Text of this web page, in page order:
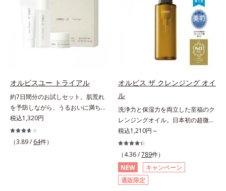
に、肌荒れ・ニキビ予防など“今”の
肌悩みに応え、“未来”を見据えて好
印象の鍵となるハリ・ツヤへもアプ
ローチする進化を遂げました。うる
「うるおいコネクト設計」を採用。
8アイテム分の機能を3ステップに集
約し、よりシンプルなお手入れで、
ハリ・ツヤのある好印象な清潔透明
肌(*1)へ導きます。*1 うるおいによ
る透明感のある肌*2 男性の顔画像
を用いた印象評価において、基準画
もに現れる年齢サイン(*5)について
研究を進めたところ、弾力感のない
状態である「ハリのなさ」や、くす
み(*6)などが現れている状態である
「透明感のなさ」が現れることで大
人の肌印象に大きな影響を与えてい
ビスユー ドットシリーズは美容成
ター(*8)」を配合。そして、従来か
ら配合している美白有効成分「トラ
ネキサム酸」を配合しました。さら
に、シリーズ共通の美容成分(*7)
「GLルートブースター(*9)」を配合
することで、肌のふっくら感や透明
感を叶えます。美白ケアしながら多
角的なエイジングケアが叶うシリー
ズに。3ステップで上向き(*10)のハ
オルビスユー トライアル
約7日間分のお試しセット。肌荒れ
を予防しながら、うるおいに満ちた
美しい肌へ。7000種を超える成分
から厳選し、「うるおいの質(*1)」
に着目した初期エイジングケア(*2)
税込1,320円
（3.89 / 64件）
オルビス ザ クレンジング オイ
ル
洗浄力と保湿力を両立した至福のク
レンジングオイル。日本初の超微粒
子技術(*1)が毛穴奥の微細な汚れに
アプローチ。圧倒的な洗浄力と毛穴
悩みに着目したクレンジングオイル
です。日本初・超微粒子技術(*1)
で、さっと塗り広げるだけで濃いメ
イクはもちろん毛穴悩みも取り去
税込1,210円～
（4.36 /789件）
NEW
キャンペーン
通販限定